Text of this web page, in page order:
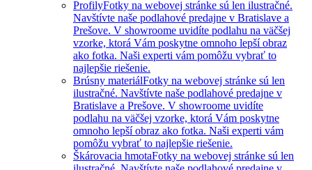
ProfilyFotky na webovej stránke sú len ilustračné.
Navštívte naše podlahové predajne v Bratislave a
Prešove. V showroome uvidíte podlahu na väčšej
vzorke, ktorá Vám poskytne omnoho lepší obraz
ako fotka. Naši experti vám pomôžu vybrať to
najlepšie riešenie.
Brúsny materiálFotky na webovej stránke sú len
ilustračné. Navštívte naše podlahové predajne v
Bratislave a Prešove. V showroome uvidíte
podlahu na väčšej vzorke, ktorá Vám poskytne
omnoho lepší obraz ako fotka. Naši experti vám
pomôžu vybrať to najlepšie riešenie.
Škárovacia hmotaFotky na webovej stránke sú len